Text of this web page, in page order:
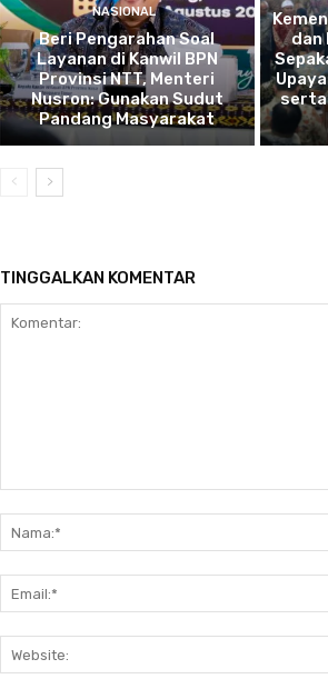
NASIONAL
Beri Pengarahan Soal
Layanan di Kanwil BPN
Provinsi NTT, Menteri
Nusron: Gunakan Sudut
Pandang Masyarakat
dan
serta
TINGGALKAN KOMENTAR